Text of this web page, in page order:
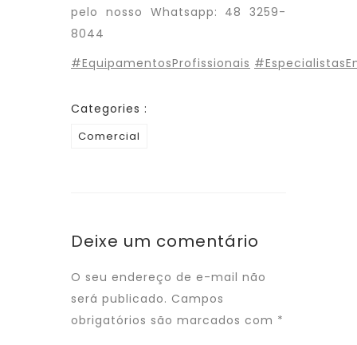
pelo nosso Whatsapp: 48 3259-
8044
#EquipamentosProfissionais
Categories :
Comercial
Deixe um comentário
O seu endereço de e-mail não
será publicado. Campos
obrigatórios são marcados com *